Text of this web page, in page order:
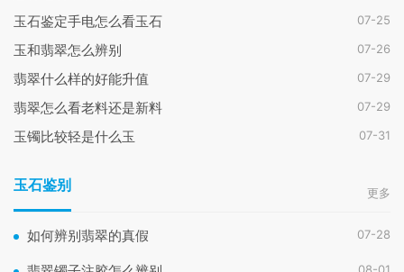
玉石鉴定手电怎么看玉石 07-25
玉和翡翠怎么辨别 07-26
翡翠什么样的好能升值 07-29
翡翠怎么看老料还是新料 07-29
玉镯比较轻是什么玉 07-31
玉石鉴别 更多
如何辨别翡翠的真假 07-28